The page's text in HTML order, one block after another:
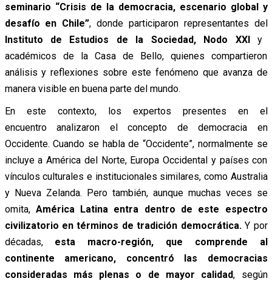
seminario “Crisis de la democracia, escenario global y
desafío en Chile”, donde participaron representantes del
Instituto de Estudios de la Sociedad, Nodo XXIy
académicos de la Casa de Bello, quienes compartieron
análisis y reflexiones sobre este fenómeno que avanza de
manera visible en buena parte del mundo.
En este contexto, los expertos presentes en el
encuentro analizaron el concepto de democracia en
Occidente. Cuando se habla de “Occidente”, normalmente se
incluye a América del Norte, Europa Occidental y países con
vínculos culturales e institucionales similares, como Australia
y Nueva Zelanda. Pero también, aunque muchas veces se
omita, América Latina entra dentro de este espectro
civilizatorio en términos de tradición democrática. Y por
décadas, esta macro-región, que comprende al
continente americano, concentró las democracias
consideradas más plenas o de mayor calidad, según